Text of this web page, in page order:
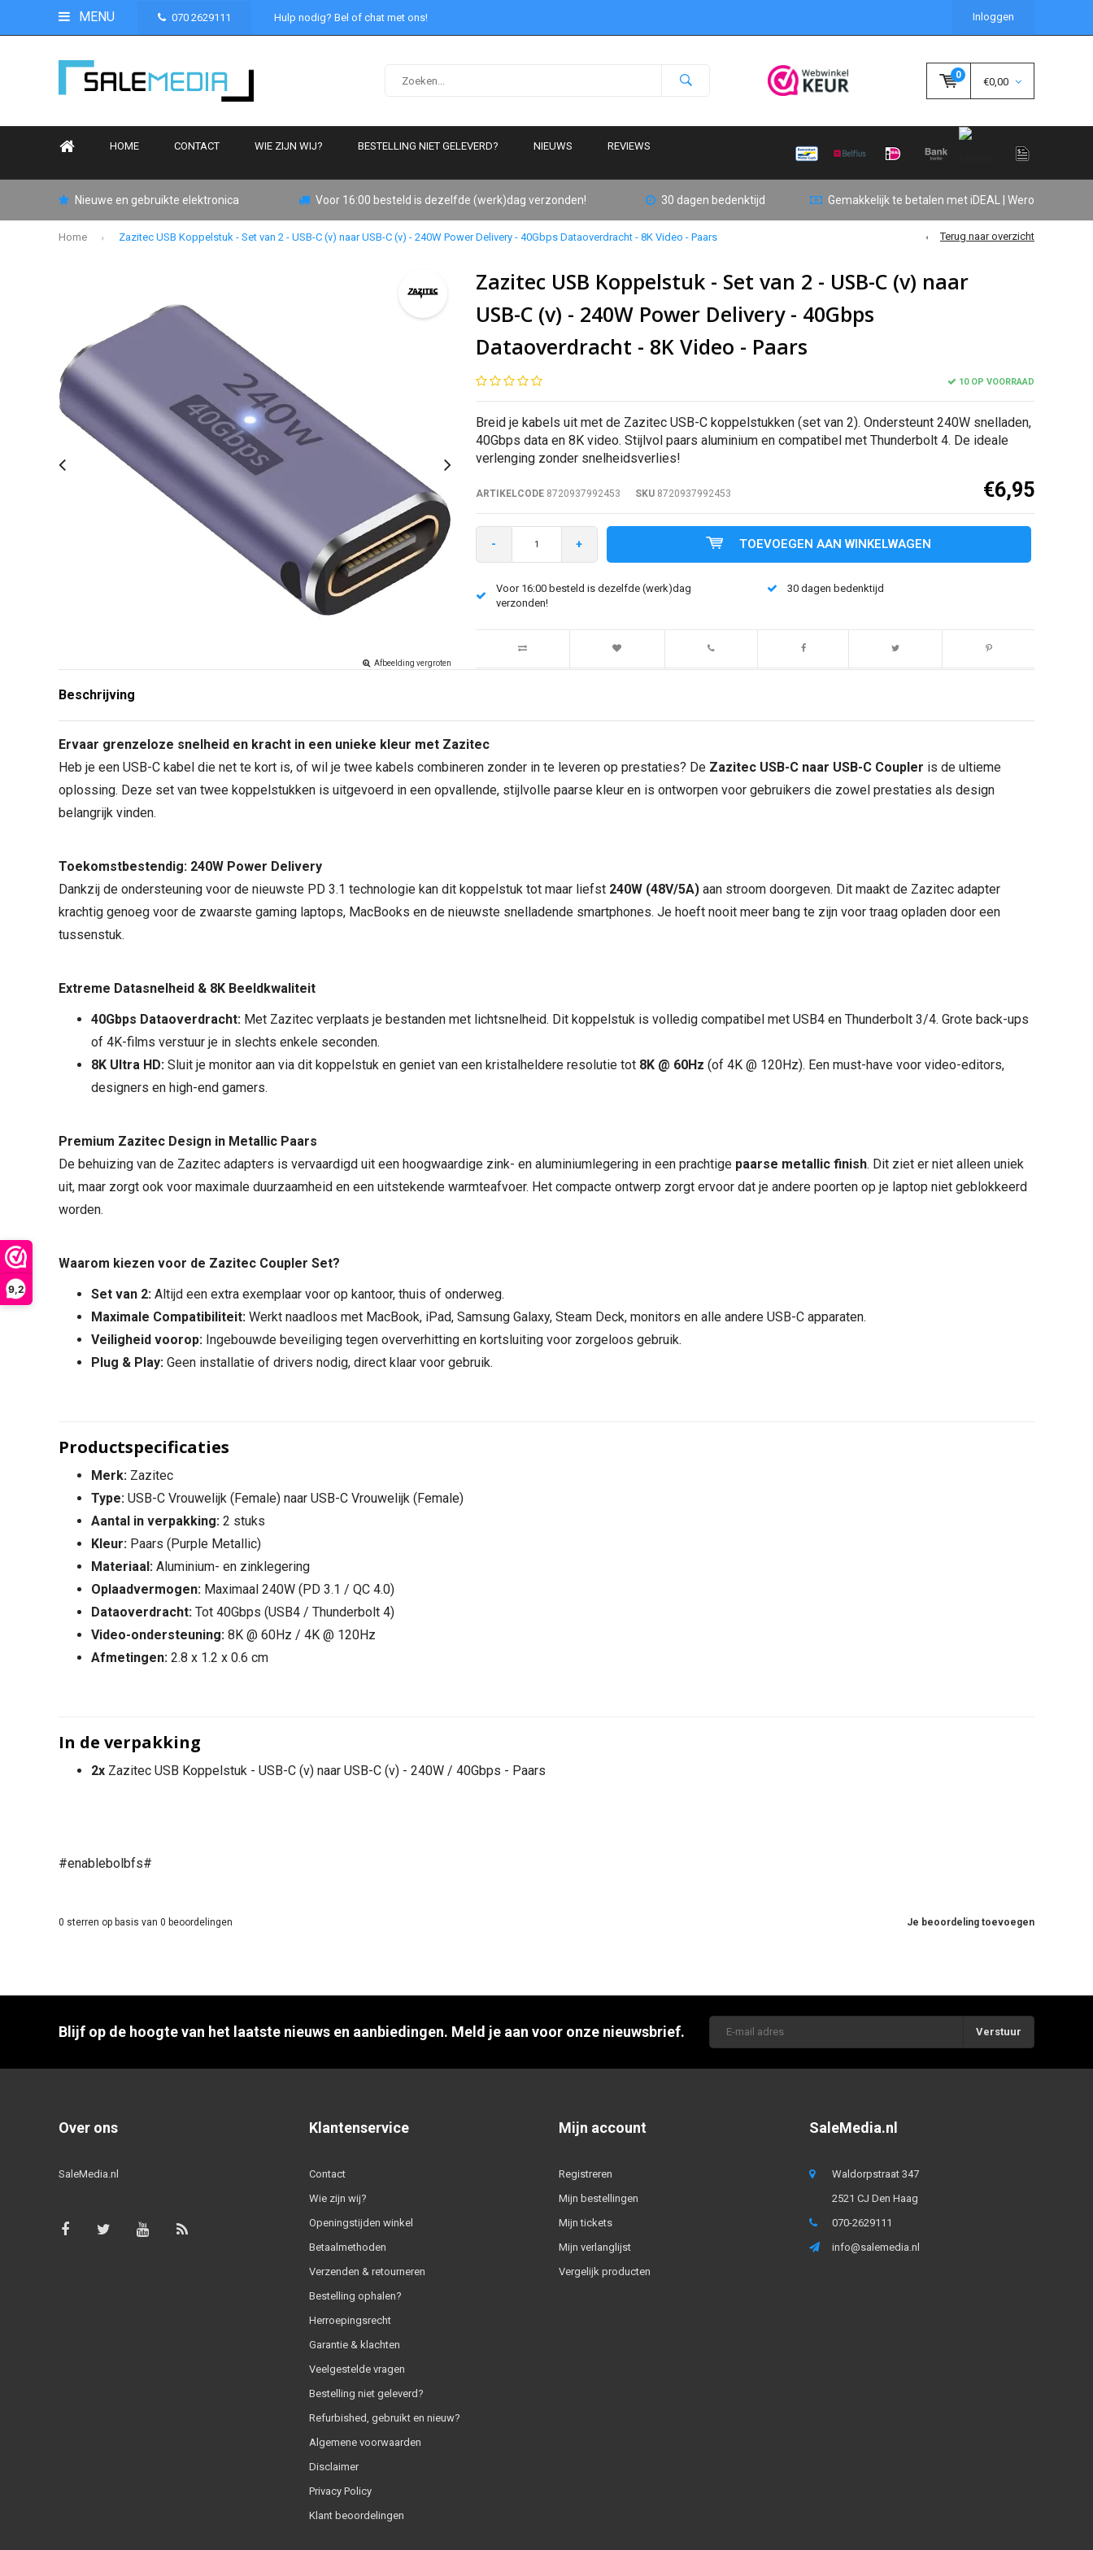
9,2
MENU 070 2629111 Hulp nodig? Bel of chat met ons! Inloggen
0
€0,00
HOME CONTACT WIE ZIJN WIJ? BESTELLING NIET GELEVERD? NIEUWS REVIEWS
Nieuwe en gebruikte elektronica Voor 16:00 besteld is dezelfde (werk)dag verzonden! 30 dagen bedenktijd Gemakkelijk te betalen met iDEAL | Wero
Home Zazitec USB Koppelstuk - Set van 2 - USB-C (v) naar USB-C (v) - 240W Power Delivery - 40Gbps Dataoverdracht - 8K Video - Paars Terug naar overzicht
Afbeelding vergroten
Zazitec USB Koppelstuk - Set van 2 - USB-C (v) naar
USB-C (v) - 240W Power Delivery - 40Gbps
Dataoverdracht - 8K Video - Paars
10 OP VOORRAAD
Breid je kabels uit met de Zazitec USB-C koppelstukken (set van 2). Ondersteunt 240W snelladen,
40Gbps data en 8K video. Stijlvol paars aluminium en compatibel met Thunderbolt 4. De ideale
verlenging zonder snelheidsverlies!
ARTIKELCODE8720937992453 SKU8720937992453 €6,95
- + TOEVOEGEN AAN WINKELWAGEN
Voor 16:00 besteld is dezelfde (werk)dag
verzonden!
30 dagen bedenktijd
Beschrijving
Ervaar grenzeloze snelheid en kracht in een unieke kleur met Zazitec
Heb je een USB-C kabel die net te kort is, of wil je twee kabels combineren zonder in te leveren op prestaties? De Zazitec USB-C naar USB-C Coupler is de ultieme
oplossing. Deze set van twee koppelstukken is uitgevoerd in een opvallende, stijlvolle paarse kleur en is ontworpen voor gebruikers die zowel prestaties als design
belangrijk vinden.
Toekomstbestendig: 240W Power Delivery
Dankzij de ondersteuning voor de nieuwste PD 3.1 technologie kan dit koppelstuk tot maar liefst 240W (48V/5A) aan stroom doorgeven. Dit maakt de Zazitec adapter
krachtig genoeg voor de zwaarste gaming laptops, MacBooks en de nieuwste snelladende smartphones. Je hoeft nooit meer bang te zijn voor traag opladen door een
tussenstuk.
Extreme Datasnelheid & 8K Beeldkwaliteit
40Gbps Dataoverdracht: Met Zazitec verplaats je bestanden met lichtsnelheid. Dit koppelstuk is volledig compatibel met USB4 en Thunderbolt 3/4. Grote back-ups
of 4K-films verstuur je in slechts enkele seconden.
8K Ultra HD: Sluit je monitor aan via dit koppelstuk en geniet van een kristalheldere resolutie tot 8K @ 60Hz (of 4K @ 120Hz). Een must-have voor video-editors,
designers en high-end gamers.
Premium Zazitec Design in Metallic Paars
De behuizing van de Zazitec adapters is vervaardigd uit een hoogwaardige zink- en aluminiumlegering in een prachtige paarse metallic finish. Dit ziet er niet alleen uniek
uit, maar zorgt ook voor maximale duurzaamheid en een uitstekende warmteafvoer. Het compacte ontwerp zorgt ervoor dat je andere poorten op je laptop niet geblokkeerd
worden.
Waarom kiezen voor de Zazitec Coupler Set?
Set van 2: Altijd een extra exemplaar voor op kantoor, thuis of onderweg.
Maximale Compatibiliteit: Werkt naadloos met MacBook, iPad, Samsung Galaxy, Steam Deck, monitors en alle andere USB-C apparaten.
Veiligheid voorop: Ingebouwde beveiliging tegen oververhitting en kortsluiting voor zorgeloos gebruik.
Plug & Play: Geen installatie of drivers nodig, direct klaar voor gebruik.
Productspecificaties
Merk: Zazitec
Type: USB-C Vrouwelijk (Female) naar USB-C Vrouwelijk (Female)
Aantal in verpakking: 2 stuks
Kleur: Paars (Purple Metallic)
Materiaal: Aluminium- en zinklegering
Oplaadvermogen: Maximaal 240W (PD 3.1 / QC 4.0)
Dataoverdracht: Tot 40Gbps (USB4 / Thunderbolt 4)
Video-ondersteuning: 8K @ 60Hz / 4K @ 120Hz
Afmetingen: 2.8 x 1.2 x 0.6 cm
In de verpakking
2x Zazitec USB Koppelstuk - USB-C (v) naar USB-C (v) - 240W / 40Gbps - Paars
#enablebolbfs#
Je beoordeling toevoegen
0 sterren op basis van 0 beoordelingen
Blijf op de hoogte van het laatste nieuws en aanbiedingen. Meld je aan voor onze nieuwsbrief. Verstuur
Over ons
SaleMedia.nl
Klantenservice
Contact
Wie zijn wij?
Openingstijden winkel
Betaalmethoden
Verzenden & retourneren
Bestelling ophalen?
Herroepingsrecht
Garantie & klachten
Veelgestelde vragen
Bestelling niet geleverd?
Refurbished, gebruikt en nieuw?
Algemene voorwaarden
Disclaimer
Privacy Policy
Klant beoordelingen
Mijn account
Registreren
Mijn bestellingen
Mijn tickets
Mijn verlanglijst
Vergelijk producten
SaleMedia.nl
Waldorpstraat 347
2521 CJ Den Haag
070-2629111
info@salemedia.nl